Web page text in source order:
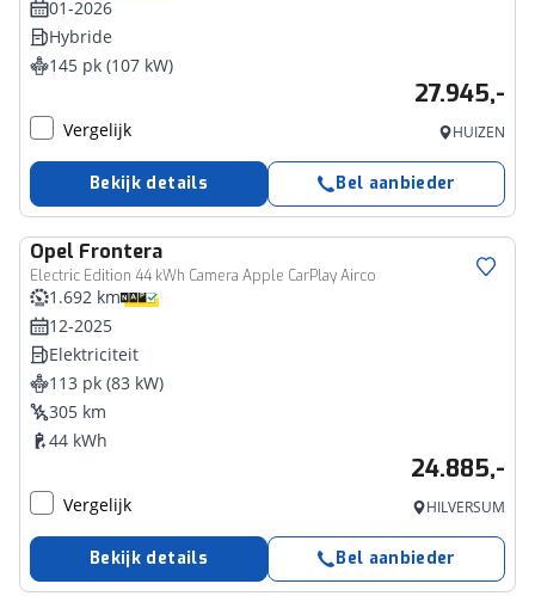
01-2026
Hybride
145 pk (107 kW)
27.945,-
Vergelijk HUIZEN
Bekijk details Bel aanbieder
Opel Frontera
Electric Edition 44 kWh Camera Apple CarPlay Airco
1.692 km
12-2025
Elektriciteit
113 pk (83 kW)
305 km
44 kWh
24.885,-
Vergelijk HILVERSUM
Bekijk details Bel aanbieder